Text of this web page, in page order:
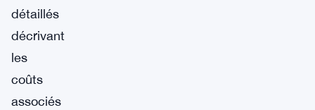
détaillés
décrivant
les
coûts
associés